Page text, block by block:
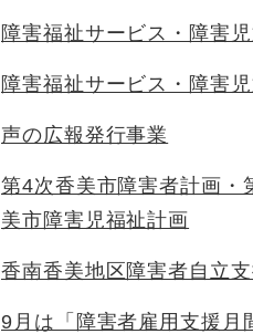
障害福祉サービス・障害
障害福祉サービス・障害
声の広報発行事業
第4次香美市障害者計画・
美市障害児福祉計画
香南香美地区障害者自立
9月は「障害者雇用支援月